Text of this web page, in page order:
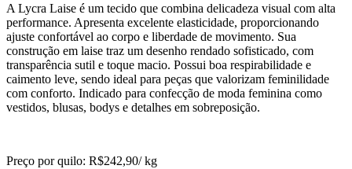
A Lycra Laise é um tecido que combina delicadeza visual com alta
performance. Apresenta excelente elasticidade, proporcionando
ajuste confortável ao corpo e liberdade de movimento. Sua
construção em laise traz um desenho rendado sofisticado, com
transparência sutil e toque macio. Possui boa respirabilidade e
caimento leve, sendo ideal para peças que valorizam feminilidade
com conforto. Indicado para confecção de moda feminina como
vestidos, blusas, bodys e detalhes em sobreposição.
Preço por quilo: R$242,90/ kg